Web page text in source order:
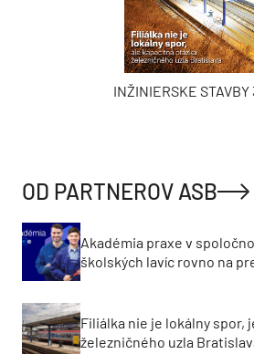
INŽINIERSKE
OD PARTNEROV ASB
Akadémia praxe v
školských lavíc rovno na
Filiálka nie je lokálny spor,
železničného uzla